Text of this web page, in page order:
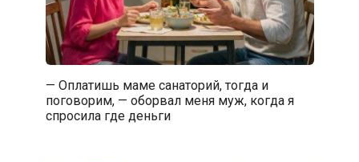
— Оплатишь маме санаторий, тогда и
поговорим, — оборвал меня муж, когда я
спросила где деньги